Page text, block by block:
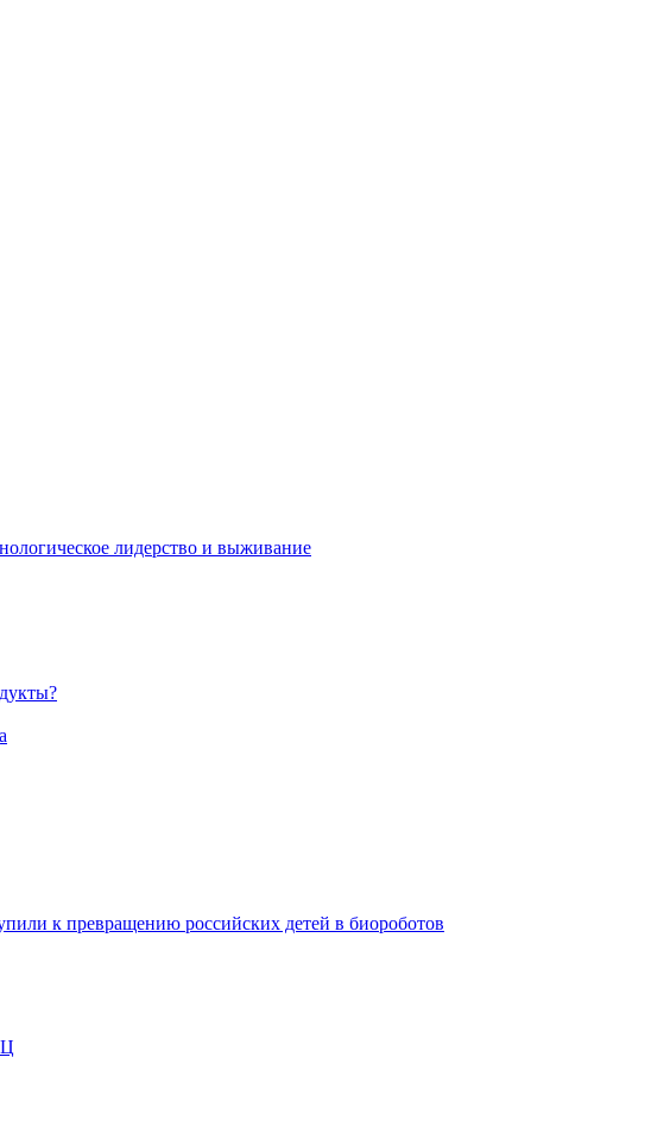
лидерство и выживание
к превращению российских детей в биороботов